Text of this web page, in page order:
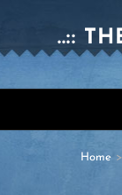
..::
Home >